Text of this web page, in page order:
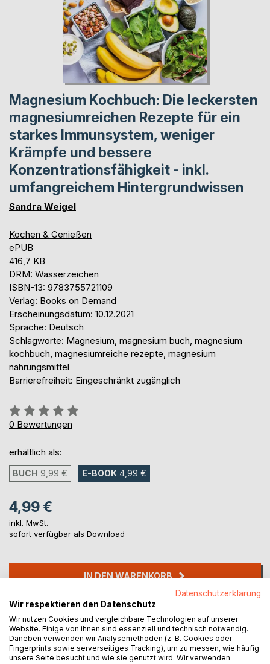
Magnesium Kochbuch: Die leckersten
magnesiumreichen Rezepte für ein
starkes Immunsystem, weniger
Krämpfe und bessere
Konzentrationsfähigkeit - inkl.
umfangreichem Hintergrundwissen
Sandra Weigel
Kochen & Genießen
ePUB
416,7 KB
DRM: Wasserzeichen
ISBN-13: 9783755721109
Verlag: Books on Demand
Erscheinungsdatum: 10.12.2021
Sprache: Deutsch
Schlagworte: Magnesium, magnesium buch, magnesium
kochbuch, magnesiumreiche rezepte, magnesium
nahrungsmittel
Barrierefreiheit: Eingeschränkt zugänglich
Bewertung::
0%
0 Bewertungen
erhältlich als:
BUCH 9,99 € E-BOOK 4,99 €
4,99 €
inkl. MwSt.
sofort verfügbar als Download
IN DEN WARENKORB
Auf die Merkliste
Titel bewerten
Datenschutzerklärung
Wir respektieren den Datenschutz
Wir nutzen Cookies und vergleichbare Technologien auf unserer
Website. Einige von ihnen sind essenziell und technisch notwendig.
Daneben verwenden wir Analysemethoden (z. B. Cookies oder
Fingerprints sowie serverseitiges Tracking), um zu messen, wie häufig
unsere Seite besucht und wie sie genutzt wird. Wir verwenden